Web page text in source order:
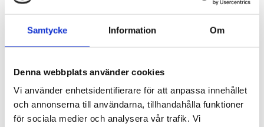
Samtycke Information Om
Denna webbplats använder cookies
Vi använder enhetsidentifierare för att anpassa innehållet
och annonserna till användarna, tillhandahålla funktioner
för sociala medier och analysera vår trafik. Vi
THULE CLAMP EVO 4-
PACK 710500
THULE CLAMP EDGE 4-
PACK 720500